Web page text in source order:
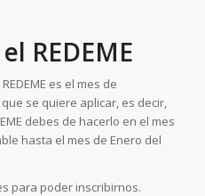
REDEME
es el mes de
se quiere aplicar, es decir,
debes de hacerlo en el mes
hasta el mes de Enero del
para poder inscribirnos.